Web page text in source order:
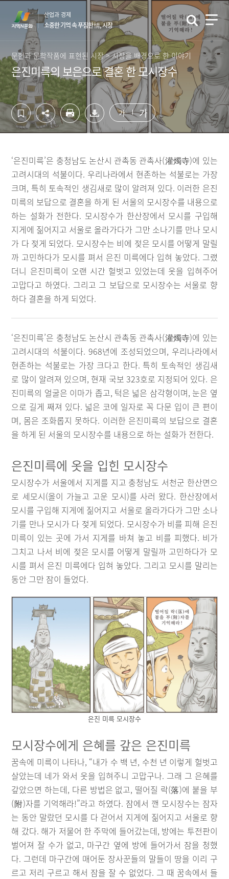
역
바
로
가
기
바
로
가
기
산업과 경제
소중한 기억 속 푸짐한 情, 시장
문헌과 문학작품에 표현된 시장 > 시장을 배경으로 한 이야기
은진미륵의 보은으로 결혼 한 모시장수
가 가
‘은진미륵’은 충청남도 논산시 관촉동 관촉사(灌燭寺)에 있는
고려시대의 석불이다. 우리나라에서 현존하는 석불로는 가장
크며, 특히 토속적인 생김새로 많이 알려져 있다. 이러한 은진
미륵의 보답으로 결혼을 하게 된 서울의 모시장수를 내용으로
하는 설화가 전한다. 모시장수가 한산장에서 모시를 구입해
지게에 짊어지고 서울로 올라가다가 그만 소나기를 만나 모시
가 다 젖게 되었다. 모시장수는 비에 젖은 모시를 어떻게 말릴
까 고민하다가 모시를 펴서 은진 미륵에다 입혀 놓았다. 그랬
더니 은진미륵이 오랜 시간 헐벗고 있었는데 옷을 입혀주어
고맙다고 하였다. 그리고 그 보답으로 모시장수는 서울로 향
하다 결혼을 하게 되었다.
‘은진미륵’은 충청남도 논산시 관촉동 관촉사(灌燭寺)에 있는
고려시대의 석불이다. 968년에 조성되었으며, 우리나라에서
현존하는 석불로는 가장 크다고 한다. 특히 토속적인 생김새
로 많이 알려져 있으며, 현재 국보 323호로 지정되어 있다. 은
진미륵의 얼굴은 이마가 좁고, 턱은 넓은 삼각형이며, 눈은 옆
으로 길게 째져 있다. 넓은 코에 일자로 꼭 다문 입이 큰 편이
며, 몸은 조화롭지 못하다. 이러한 은진미륵의 보답으로 결혼
을 하게 된 서울의 모시장수를 내용으로 하는 설화가 전한다.
은진미륵에 옷을 입힌 모시장수
모시장수가 서울에서 지게를 지고 충청남도 서천군 한산면으
로 세모시(올이 가늘고 고운 모시)를 사러 왔다. 한산장에서
모시를 구입해 지게에 짊어지고 서울로 올라가다가 그만 소나
기를 만나 모시가 다 젖게 되었다. 모시장수가 비를 피해 은진
미륵이 있는 곳에 가서 지게를 바쳐 놓고 비를 피했다. 비가
그치고 나서 비에 젖은 모시를 어떻게 말릴까 고민하다가 모
시를 펴서 은진 미륵에다 입혀 놓았다. 그리고 모시를 말리는
동안 그만 잠이 들었다.
은진 미륵 모시장수
모시장수에게 은혜를 갚은 은진미륵
꿈속에 미륵이 나타나, “내가 수 백 년, 수천 년 이렇게 헐벗고
살았는데 네가 와서 옷을 입혀주니 고맙구나. 그래 그 은혜를
갚았으면 하는데, 다른 방법은 없고, 떨어질 락(落)에 붙을 부
(附)자를 기억해라!”라고 하였다. 잠에서 깬 모시장수는 잠자
는 동안 말랐던 모시를 다 걷어서 지게에 짊어지고 서울로 향
해 갔다. 해가 저물어 한 주막에 들어갔는데, 방에는 투전판이
벌어져 잘 수가 없고, 마구간 옆에 방에 들어가서 잠을 청했
다. 그런데 마구간에 매어둔 장사꾼들의 말들이 땅을 이리 구
르고 저리 구르고 해서 잠을 잘 수 없었다. 그 때 꿈속에서 들